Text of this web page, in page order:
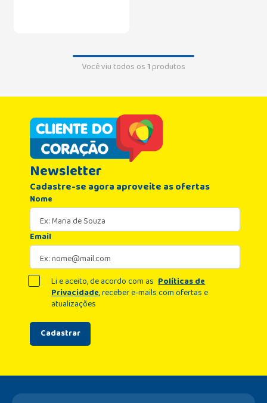
Você viu todos os1produtos
Newsletter
Cadastre-se agora aproveite as ofertas
Nome
Email
Cadastrar
Li e aceito, de acordo com as Políticas de
Privacidade, receber e-mails com ofertas e
atualizações